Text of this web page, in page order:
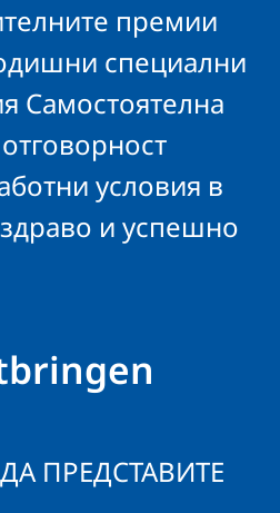
премии
специални
Самостоятелна
условия в
и успешно
ПРЕДСТАВИТЕ